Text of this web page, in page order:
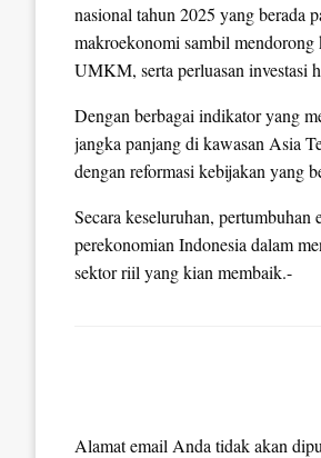
nasional tahun 2025 yang berada
makroekonomi sambil
UMKM, serta perluasan investasi
Dengan berbagai indikator yang
jangka panjang di kawasan Asia
dengan reformasi kebijakan yang
Secara keseluruhan,
perekonomian Indonesia dalam
sektor riil yang kian membaik.-
Alamat email Anda tidak akan